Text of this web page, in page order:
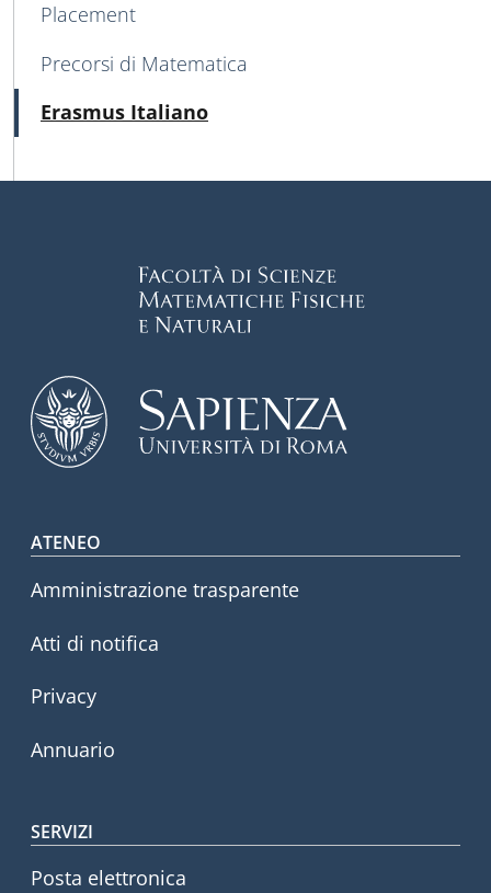
Placement
Precorsi di Matematica
Erasmus Italiano
Footer menu
ATENEO
Amministrazione trasparente
Atti di notifica
Privacy
Annuario
SERVIZI
Posta elettronica